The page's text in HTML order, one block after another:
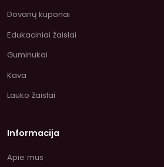
Dovanų kuponai
Edukaciniai žaislai
Guminukai
Kava
Lauko žaislai
Informacija
Apie mus